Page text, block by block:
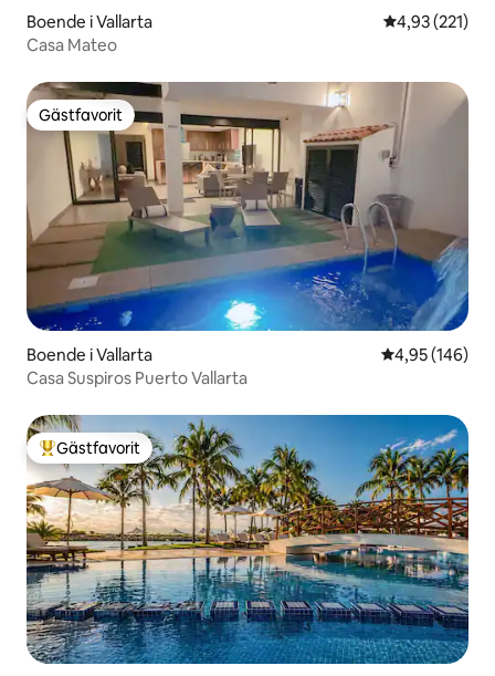
Boende i Vallarta 4,93 av 5 i
4,93 (221)
Casa Mateo
Gästfavorit
Gästfavorit
Boende i Vallarta 4,95 av 5 i
4,95 (146)
Casa Suspiros Puerto Vallarta
Populär gästfavorit
Gästfavorit